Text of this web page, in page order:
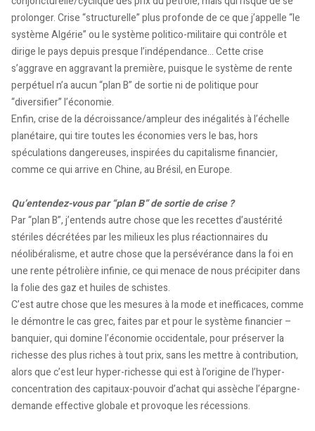
prolonger. Crise “structurelle” plus profonde de ce que j’appelle “le
système Algérie” ou le système politico-militaire qui contrôle et
dirige le pays depuis presque l’indépendance… Cette crise
s’aggrave en aggravant la première, puisque le système de rente
perpétuel n’a aucun “plan B” de sortie ni de politique pour
“diversifier” l’économie.
Enfin, crise de la décroissance/ampleur des inégalités à l’échelle
planétaire, qui tire toutes les économies vers le bas, hors
spéculations dangereuses, inspirées du capitalisme financier,
comme ce qui arrive en Chine, au Brésil, en Europe.
Qu’entendez-vous par “plan B” de sortie de crise ?
Par “plan B”, j’entends autre chose que les recettes d’austérité
stériles décrétées par les milieux les plus réactionnaires du
néolibéralisme, et autre chose que la persévérance dans la foi en
une rente pétrolière infinie, ce qui menace de nous précipiter dans
la folie des gaz et huiles de schistes.
C’est autre chose que les mesures à la mode et inefficaces, comme
le démontre le cas grec, faites par et pour le système financier –
banquier, qui domine l’économie occidentale, pour préserver la
richesse des plus riches à tout prix, sans les mettre à contribution,
alors que c’est leur hyper-richesse qui est à l’origine de l’hyper-
concentration des capitaux-pouvoir d’achat qui assèche l’épargne-
demande effective globale et provoque les récessions.